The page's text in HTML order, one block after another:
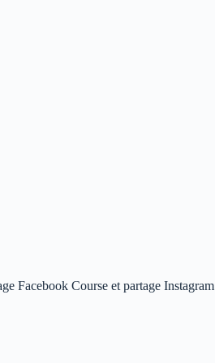
Facebook Course et partage Instagram